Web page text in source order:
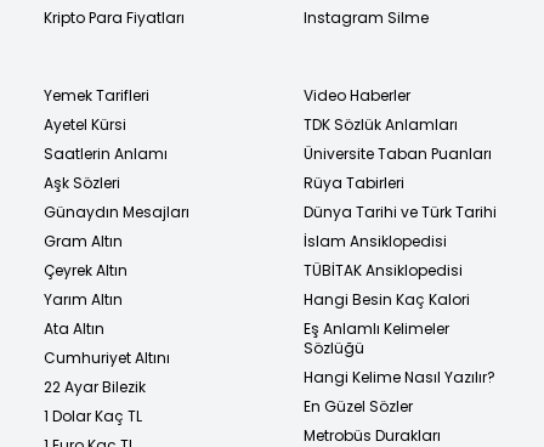
Kripto Para Fiyatları
Instagram Silme
Yemek Tarifleri
Ayetel Kürsi
Saatlerin Anlamı
Aşk Sözleri
Günaydın Mesajları
Gram Altın
Çeyrek Altın
Yarım Altın
Ata Altın
Cumhuriyet Altını
22 Ayar Bilezik
1 Dolar Kaç TL
Video Haberler
TDK Sözlük Anlamları
Üniversite Taban Puanları
Rüya Tabirleri
Dünya Tarihi ve Türk Tarihi
İslam Ansiklopedisi
TÜBİTAK Ansiklopedisi
Hangi Besin Kaç Kalori
Eş Anlamlı Kelimeler
Sözlüğü
Hangi Kelime Nasıl Yazılır?
En Güzel Sözler
Metrobüs Durakları